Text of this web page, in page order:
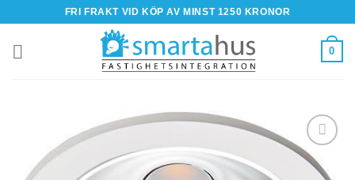
content
FRI FRAKT VID KÖP AV MINST 1250 KRONOR
0